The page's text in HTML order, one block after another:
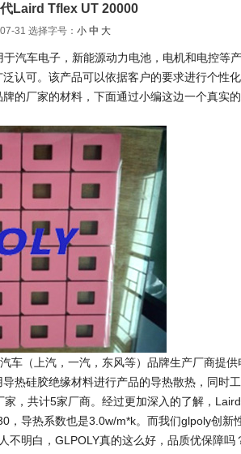
Laird Tflex UT 20000
31 选择字号： 小 中 大
汽车电子，新能源动力电池，电机和电控等
认可。该产品可以依据客户的要求进行个性
的厂家的材料，下面通过小编这边一个真实
（上汽，一汽，东风等）品牌生产厂商提供
热硅胶绝缘材料进行产品的导热散热，同时
，共计5家厂商。经过更加深入的了解，
导热系数也是3.0w/m*k。而我们glpoly创新
明白，GLPOLY真的这么好，品质优保障吗